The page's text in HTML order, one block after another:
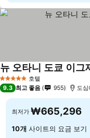
5 성급 호텔
뉴 오타니 도쿄 이그
9.3 최고 좋음 955 도
최저가 ₩665,296
10개 사이트의 요금 보기